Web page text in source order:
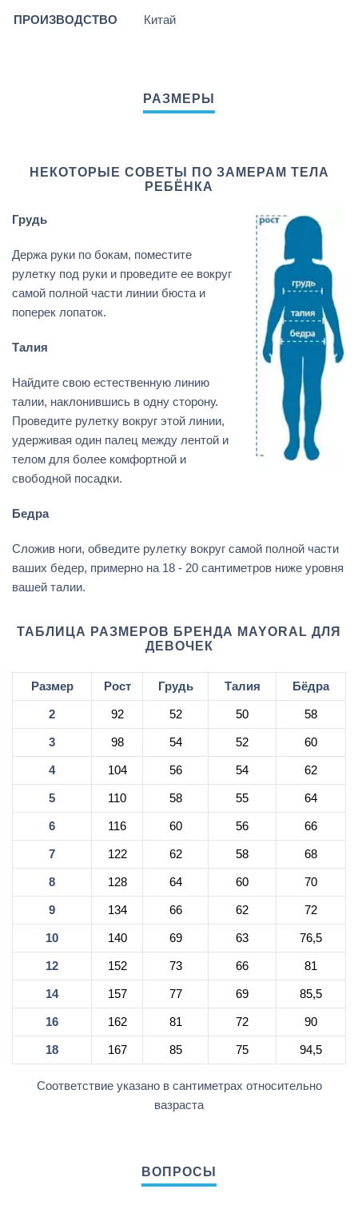
ПРОИЗВОДСТВО Китай
НЕКОТОРЫЕ СОВЕТЫ ПО ЗАМЕРАМ ТЕЛА
РЕБЁНКА
Грудь
Держа руки по бокам, поместите
рулетку под руки и проведите ее вокруг
самой полной части линии бюста и
поперек лопаток.
Талия
Найдите свою естественную линию
талии, наклонившись в одну сторону.
Проведите рулетку вокруг этой линии,
удерживая один палец между лентой и
телом для более комфортной и
свободной посадки.
Бедра
Сложив ноги, обведите рулетку вокруг самой полной части
ваших бедер, примерно на 18 - 20 сантиметров ниже уровня
вашей талии.
ТАБЛИЦА РАЗМЕРОВ БРЕНДА MAYORAL ДЛЯ
ДЕВОЧЕК
Размер Рост Грудь Талия Бёдра
2 92 52 50 58
3 98 54 52 60
4 104 56 54 62
5 110 58 55 64
6 116 60 56 66
7 122 62 58 68
8 128 64 60 70
9 134 66 62 72
10 140 69 63 76,5
12 152 73 66 81
14 157 77 69 85,5
16 162 81 72 90
18 167 85 75 94,5
Соответствие указано в сантиметрах относительно
вазраста